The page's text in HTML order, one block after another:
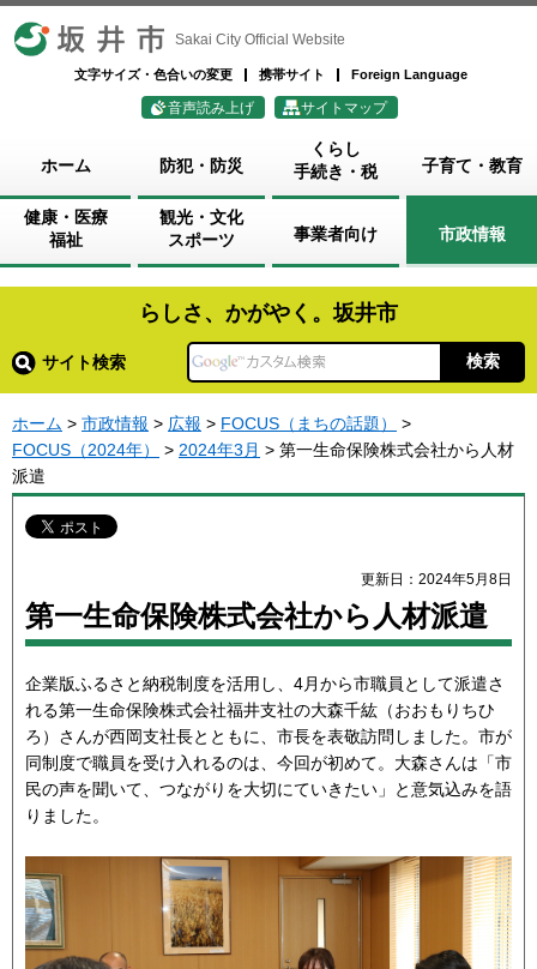
坂井市 Sakai City Official Website
文字サイズ・色合いの変更 携帯サイト Foreign Language
音声読み上げ サイトマップ
ホーム 防犯・防災
くらし
手続き・税
子育て・教育
健康・医療
福祉
観光・文化
スポーツ
事業者向け 市政情報
らしさ、かがやく。坂井市
サイト検索
ホーム > 市政情報 > 広報 > FOCUS（まちの話題）
>
FOCUS（2024年）
> 2024年3月 > 第一生命保険株式会社から人材
派遣
更新日：2024年5月8日
第一生命保険株式会社から人材派遣
企業版ふるさと納税制度を活用し、4月から市職員として派遣さ
れる第一生命保険株式会社福井支社の大森千紘（おおもりちひ
ろ）さんが西岡支社長とともに、市長を表敬訪問しました。市が
同制度で職員を受け入れるのは、今回が初めて。大森さんは「市
民の声を聞いて、つながりを大切にていきたい」と意気込みを語
りました。